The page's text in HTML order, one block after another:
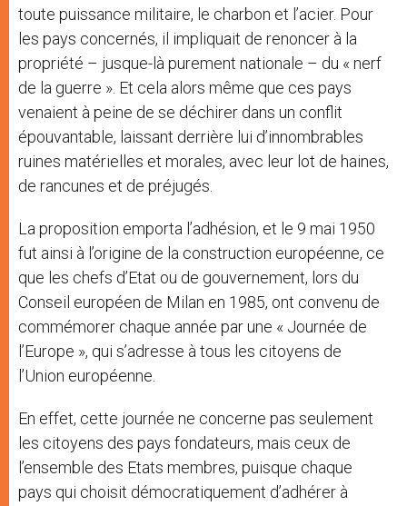
toute puissance militaire, le charbon et l’acier. Pour
les pays concernés, il impliquait de renoncer à la
propriété – jusque-là purement nationale – du « nerf
de la guerre ». Et cela alors même que ces pays
venaient à peine de se déchirer dans un conflit
épouvantable, laissant derrière lui d’innombrables
ruines matérielles et morales, avec leur lot de haines,
de rancunes et de préjugés.
La proposition emporta l’adhésion, et le 9 mai 1950
fut ainsi à l’origine de la construction européenne, ce
que les chefs d’Etat ou de gouvernement, lors du
Conseil européen de Milan en 1985, ont convenu de
commémorer chaque année par une « Journée de
l’Europe », qui s’adresse à tous les citoyens de
l’Union européenne.
En effet, cette journée ne concerne pas seulement
les citoyens des pays fondateurs, mais ceux de
l’ensemble des Etats membres, puisque chaque
pays qui choisit démocratiquement d’adhérer à